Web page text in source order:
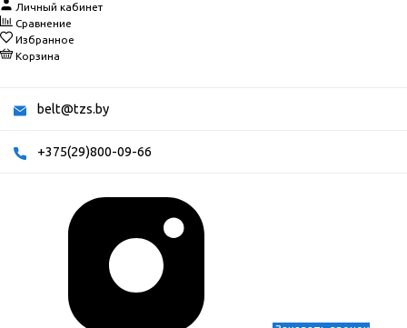
Личный кабинет
Сравнение
Избранное
Корзина
belt@tzs.by
+375(29)800-09-66